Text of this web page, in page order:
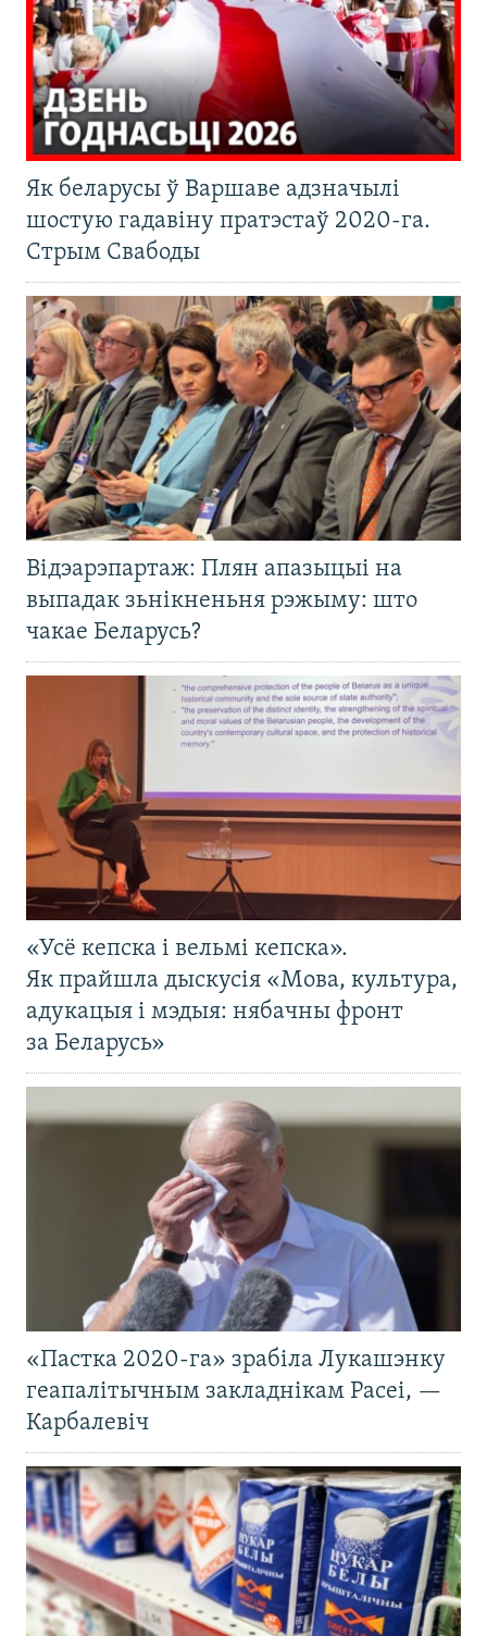
Як беларусы ў Варшаве адзначылі
шостую гадавіну пратэстаў 2020-га.
Стрым Свабоды
Відэарэпартаж: Плян апазыцыі на
выпадак зьнікненьня рэжыму: што
чакае Беларусь?
«Усё кепска і вельмі кепска».
Як прайшла дыскусія «Мова, культура,
адукацыя і мэдыя: нябачны фронт
за Беларусь»
«Пастка 2020-га» зрабіла Лукашэнку
геапалітычным закладнікам Расеі, —
Карбалевіч